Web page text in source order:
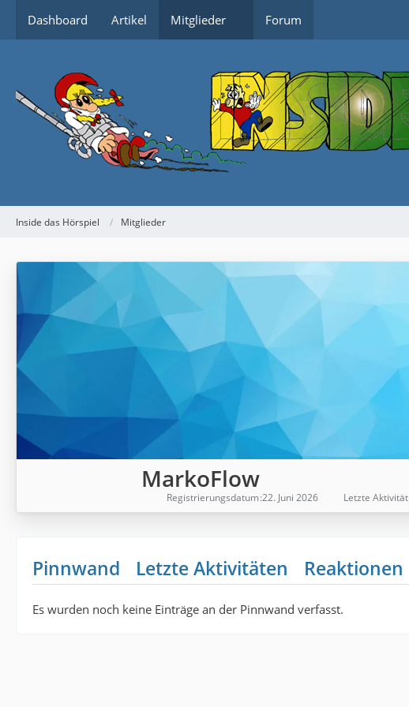
Dashboard Artikel Mitglieder Forum
Inside das Hörspiel Mitglieder
MarkoFlow
Registrierungsdatum 22. Juni 2026 Letzte Aktivität
Pinnwand Letzte Aktivitäten Reaktionen
Es wurden noch keine Einträge an der Pinnwand verfasst.